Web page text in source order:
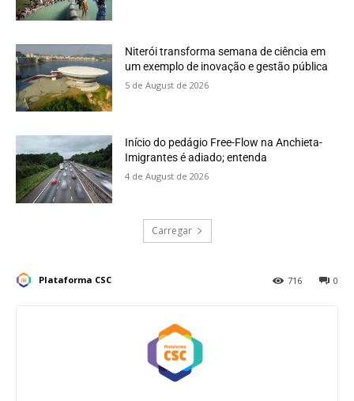
Niterói transforma semana de ciência em
um exemplo de inovação e gestão pública
5 de August de 2026
Início do pedágio Free-Flow na Anchieta-
Imigrantes é adiado; entenda
4 de August de 2026
Carregar
Plataforma CSC 0
716